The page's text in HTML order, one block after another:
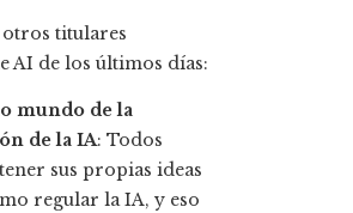
titulares
AI de los últimos días:
mundo de la
de la IA: Todos
sus propias ideas
regular la IA, y eso